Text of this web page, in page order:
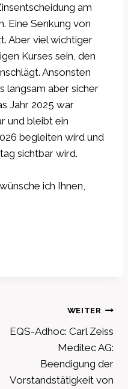
am
Eine Senkung von
Aber viel wichtiger
Kurses sein, den
Ansonsten
langsam aber sicher
Jahr 2025 war
und bleibt ein
begleiten wird und
sichtbar wird.
ich Ihnen,
WEITER
EQS-Adhoc: Carl Zeiss
Meditec AG:
Beendigung der
Vorstandstätigkeit von